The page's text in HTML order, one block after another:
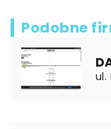
Podobne
ul.